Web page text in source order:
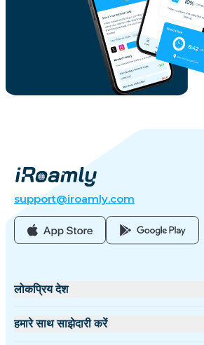
support@iroamly.com
लोकप्रिय देश
संयुक्त राज्य
हमारे साथ साझेदारी करें